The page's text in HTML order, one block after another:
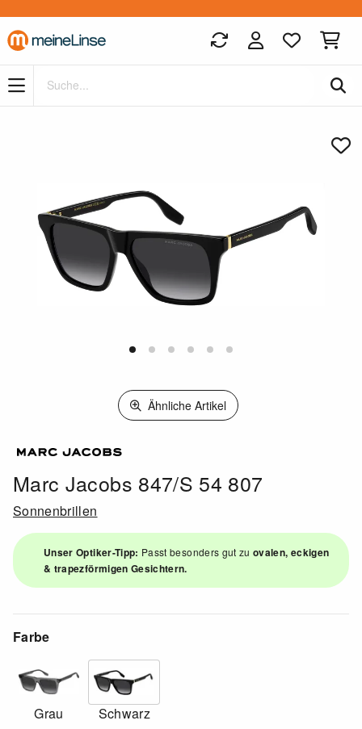
Zum Hauptinhalt springen
Ähnliche Artikel
Marc Jacobs 847/S 54 807
Sonnenbrillen
Unser Optiker-Tipp: Passt besonders gut zuovalen, eckigen
& trapezförmigen Gesichtern.
Farbe
Grau Schwarz